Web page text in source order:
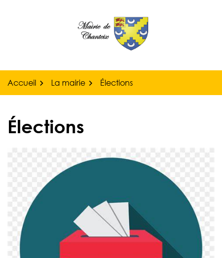
Accueil La mairie Élections
Élections